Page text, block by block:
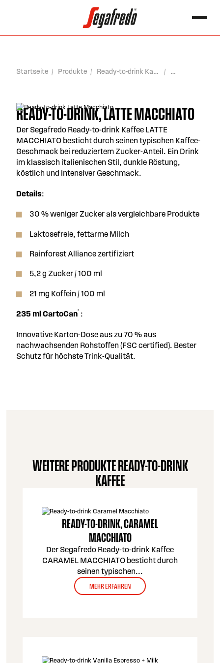
Startseite Produkte Ready-to-drink Kaffee
READY-TO-DRINK, LATTE MACCHIATO
Der Segafredo Ready-to-drink Kaffee LATTE
MACCHIATO besticht durch seinen typischen Kaffee-
Geschmack bei reduziertem Zucker-Anteil. Ein Drink
im klassisch italienischen Stil, dunkle Röstung,
köstlich und intensiver Geschmack.
Details:
30 % weniger Zucker als vergleichbare Produkte
Laktosefreie, fettarme Milch
Rainforest Alliance zertifiziert
5,2 g Zucker / 100 ml
21 mg Koffein / 100 ml
235 ml CartoCan® :
Innovative Karton-Dose aus zu 70 % aus
nachwachsenden Rohstoffen (FSC certified). Bester
Schutz für höchste Trink-Qualität.
WEITERE PRODUKTE READY-TO-DRINK
KAFFEE
READY-TO-DRINK, CARAMEL
MACCHIATO
Der Segafredo Ready-to-drink Kaffee
CARAMEL MACCHIATO besticht durch
seinen typischen...
MEHR ERFAHREN